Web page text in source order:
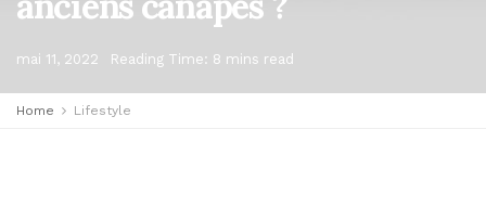
mai 11, 2022 Reading Time: 8 mins read
Home Lifestyle